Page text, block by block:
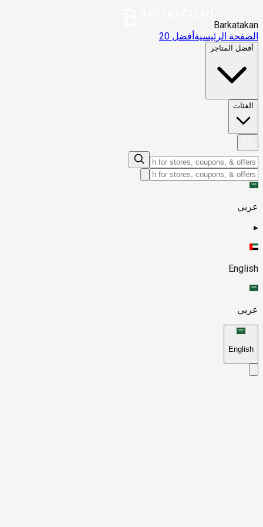
Barkatakan
الصفحة الرئيسيةأفضل 20
أفضل المتاجر
الفئات
عربي
▸
English
عربي
English